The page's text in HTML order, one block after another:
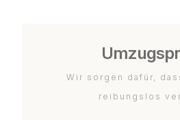
Wir sorgen dafür,
reibungslos